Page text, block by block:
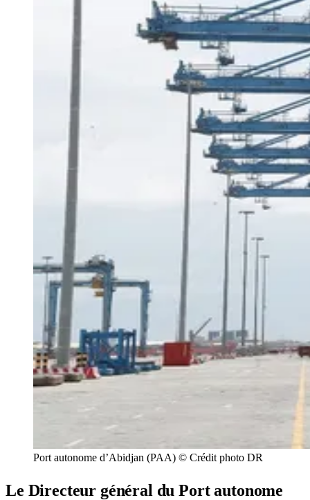
Port autonome d’Abidjan (PAA) © Crédit photo DR
Le Directeur général du Port autonome